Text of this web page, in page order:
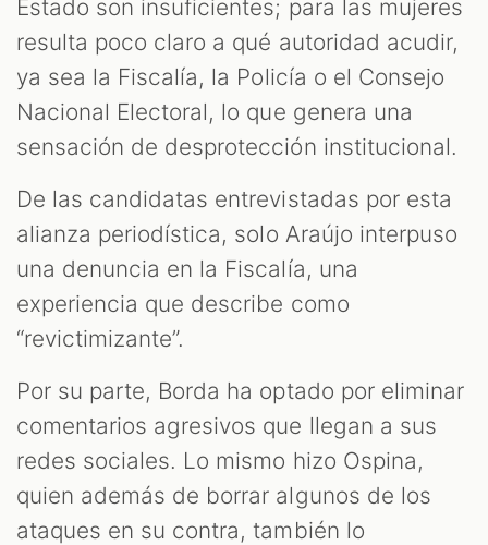
Estado son insuficientes; para las mujeres
resulta poco claro a qué autoridad acudir,
ya sea la Fiscalía, la Policía o el Consejo
Nacional Electoral, lo que genera una
sensación de desprotección institucional.
De las candidatas entrevistadas por esta
alianza periodística, solo Araújo interpuso
una denuncia en la Fiscalía, una
experiencia que describe como
“revictimizante”.
Por su parte, Borda ha optado por eliminar
comentarios agresivos que llegan a sus
redes sociales. Lo mismo hizo Ospina,
quien además de borrar algunos de los
ataques en su contra, también lo